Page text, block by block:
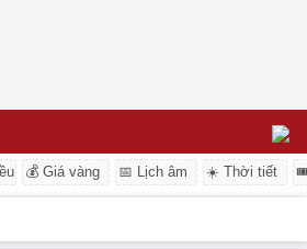
💰 Giá vàng 📅 Lịch âm ☀️ Thời tiết